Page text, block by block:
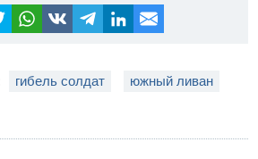
гибель солдат
южный ливан